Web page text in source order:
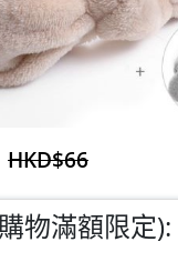
HKD$66
物滿額限定):